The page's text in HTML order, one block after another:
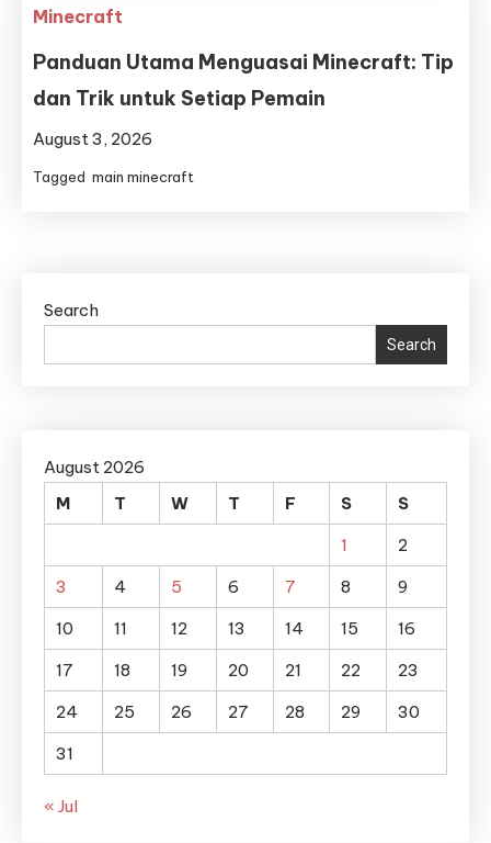
Minecraft
Panduan Utama Menguasai Minecraft: Tip
dan Trik untuk Setiap Pemain
August 3, 2026
Tagged main minecraft
Search
Search
August 2026
M
T W T F S
S
1
2
3
4 5 6 7 8
9
10
11 12 13 14 15
16
17
18 19 20 21 22
23
24
25 26 27 28 29
30
31
« Jul